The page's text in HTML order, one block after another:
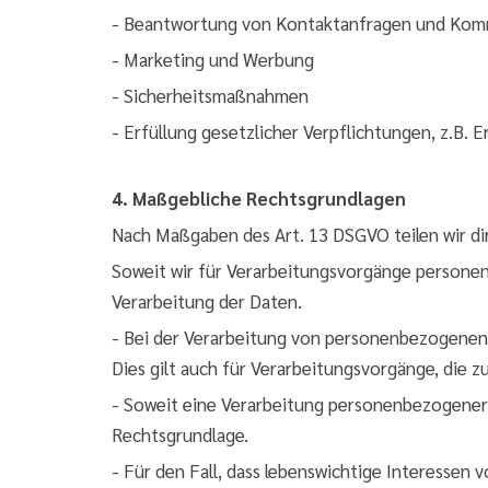
- Beantwortung von Kontaktanfragen und
- Marketing und Werbung
- Sicherheitsmaßnahmen
- Erfüllung gesetzlicher Verpflichtungen, z.B.
4. Maßgebliche Rechtsgrundlagen
Nach Maßgaben des Art. 13 DSGVO teilen wir
Soweit wir für Verarbeitungsvorgänge
Verarbeitung der Daten.
- Bei der Verarbeitung von
Dies gilt auch für Verarbeitungsvorgänge, die
- Soweit eine Verarbeitung
Rechtsgrundlage.
- Für den Fall, dass lebenswichtige